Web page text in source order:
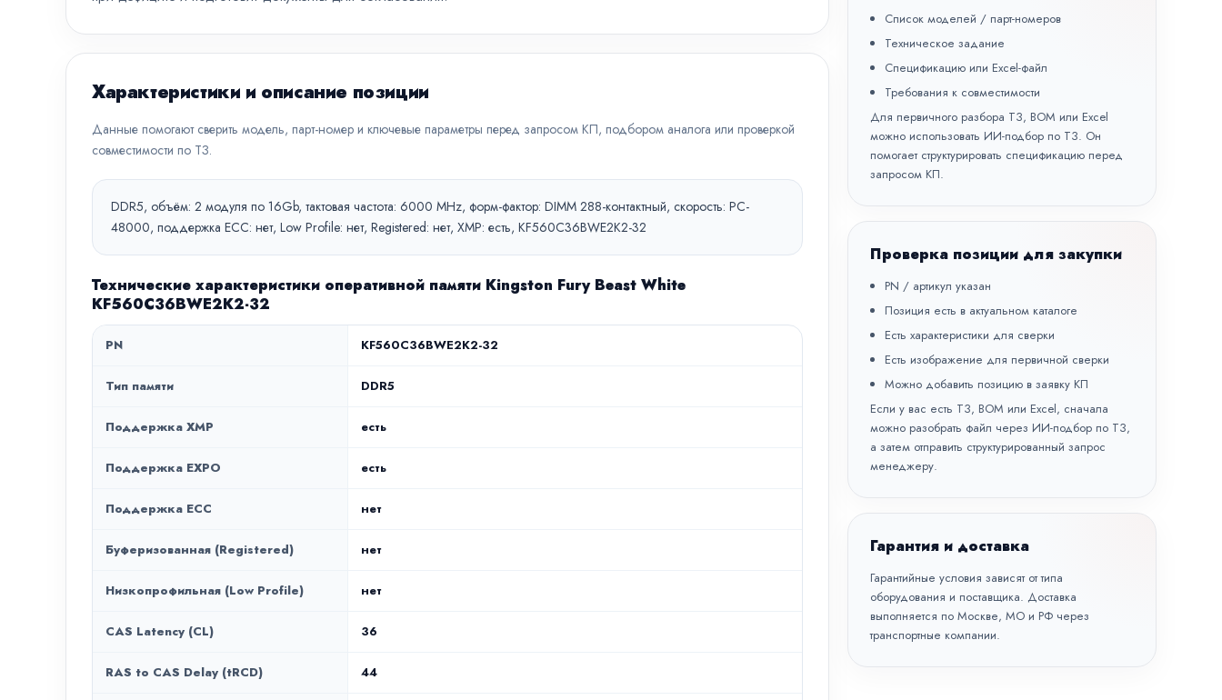
Характеристики и описание позиции
Данные помогают сверить модель, парт-номер и ключевые параметры перед запросом КП, подбором аналога или проверкой
совместимости по ТЗ.
DDR5, объём: 2 модуля по 16Gb, тактовая частота: 6000 MHz, форм-фактор: DIMM 288-контактный, скорость: PC-
48000, поддержка ECC: нет, Low Profile: нет, Registered: нет, XMP: есть, KF560C36BWE2K2-32
Технические характеристики оперативной памяти Kingston Fury Beast White
KF560C36BWE2K2-32
PN KF560C36BWE2K2-32
Тип памяти DDR5
Поддержка XMP есть
Поддержка EXPO есть
Поддержка ECC нет
Буферизованная (Registered) нет
Низкопрофильная (Low Profile) нет
CAS Latency (CL) 36
RAS to CAS Delay (tRCD) 44
Список моделей / парт-номеров
Техническое задание
Спецификацию или Excel-файл
Требования к совместимости
Для первичного разбора ТЗ, BOM или Excel
можно использовать ИИ-подбор по ТЗ. Он
помогает структурировать спецификацию перед
запросом КП.
Проверка позиции для закупки
PN / артикул указан
Позиция есть в актуальном каталоге
Есть характеристики для сверки
Есть изображение для первичной сверки
Можно добавить позицию в заявку КП
Если у вас есть ТЗ, BOM или Excel, сначала
можно разобрать файл через ИИ-подбор по ТЗ,
а затем отправить структурированный запрос
менеджеру.
Гарантия и доставка
Гарантийные условия зависят от типа
оборудования и поставщика. Доставка
выполняется по Москве, МО и РФ через
транспортные компании.